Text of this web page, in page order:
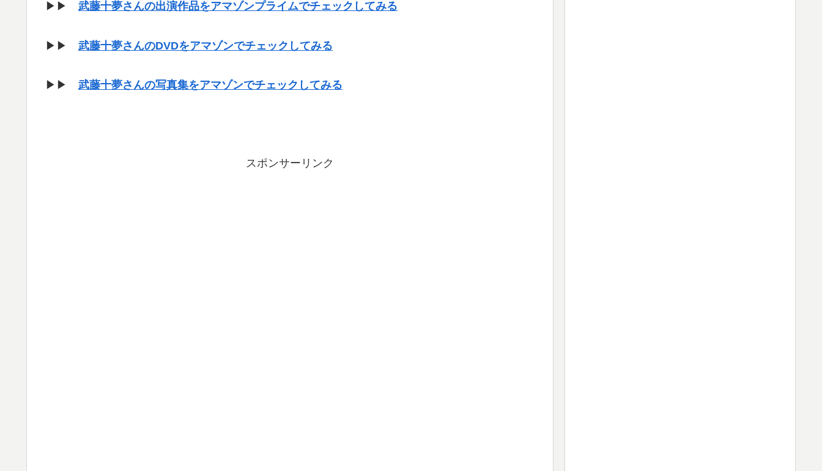
▶▶ 武藤十夢さんの出演作品をアマゾンプライムでチェックしてみる
▶▶ 武藤十夢さんのDVDをアマゾンでチェックしてみる
▶▶ 武藤十夢さんの写真集をアマゾンでチェックしてみる
スポンサーリンク